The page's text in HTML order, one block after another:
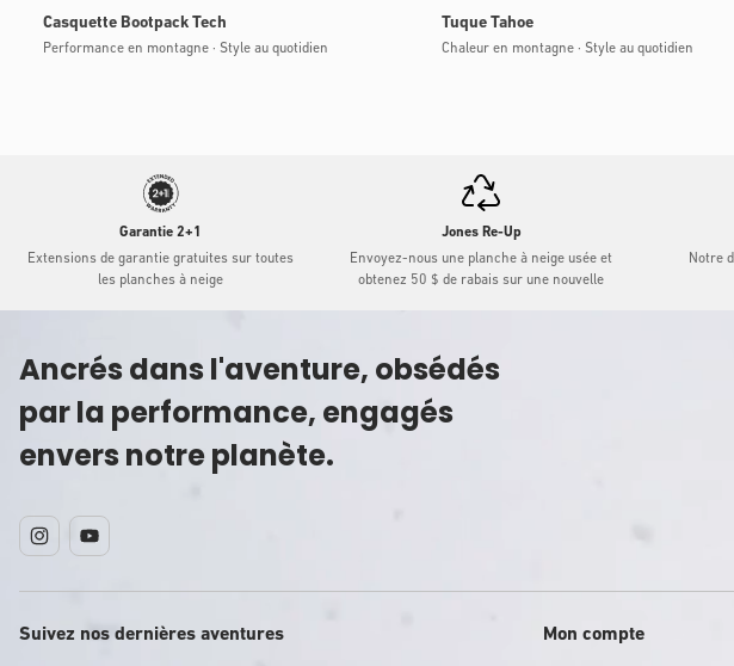
Casquette Bootpack Tech
Performance en montagne · Style au quotidien
Tuque Tahoe
Chaleur en montagne · Style au quotidien
Garantie 2+1
Extensions de garantie gratuites sur toutes
les planches à neige
Jones Re-Up
Envoyez-nous une planche à neige usée et
obtenez 50 $ de rabais sur une nouvelle
Notre
Ancrés dans l'aventure, obsédés
par la performance, engagés
envers notre planète.
InstagramYouTube
Suivez nos dernières aventures Mon compte